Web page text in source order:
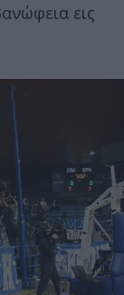
εις